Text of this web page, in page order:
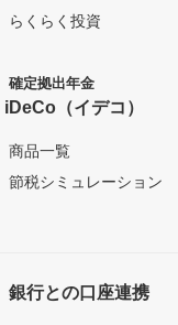
らくらく投資
確定拠出年金
iDeCo（イデコ）
商品一覧
節税シミュレーション
銀行との口座連携